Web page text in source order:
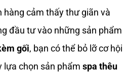
hàng cảm thấy thư giãn và
đầu tư vào những sản phẩm
gối, bạn có thể bỏ lỡ cơ hội
lựa chọn sản phẩm spa thêu